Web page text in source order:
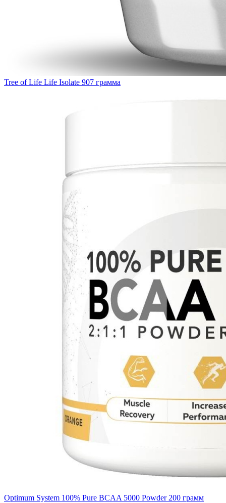
Tree of Life Life Isolate 907 грамма
Optimum System 100% Pure BCAA 5000 Powder 200 грамм